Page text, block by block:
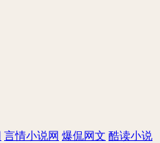
言情小说网 爆侃网文 酷读小说